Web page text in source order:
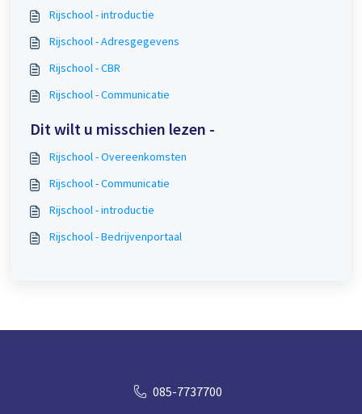
Rijschool - introductie
Rijschool - Adresgegevens
Rijschool - CBR
Rijschool - Communicatie
Dit wilt u misschien lezen -
Rijschool - Overeenkomsten
Rijschool - Communicatie
Rijschool - introductie
Rijschool - Bedrijvenportaal
085-7737700